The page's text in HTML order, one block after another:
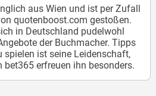
aus Wien und ist per Zufall
quotenboost.com gestoßen.
in Deutschland pudelwohl
der Buchmacher. Tipps
spielen ist seine Leidenschaft,
bet365 erfreuen ihn besonders.